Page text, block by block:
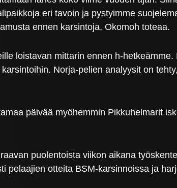
eri tavoin ja pystyimme
ennen karsintoja, Okomoh toteaa.
loistavan mittarin ennen h-hetkeämme.
Norja-pelien analyysit on
päivää myöhemmin Pikkuhelmarit
puolentoista viikon aikana
pelaajien otteita BSM-karsinnoissa ja